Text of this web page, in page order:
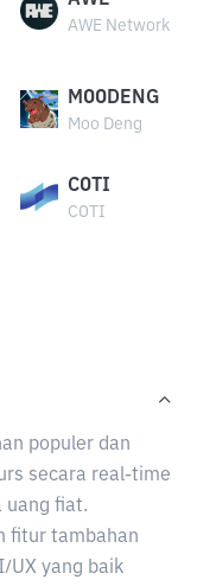
AWE Network
MOODENG
Moo Deng
COTI
COTI
populer dan
secara real-time
uang fiat.
fitur tambahan
UX yang baik